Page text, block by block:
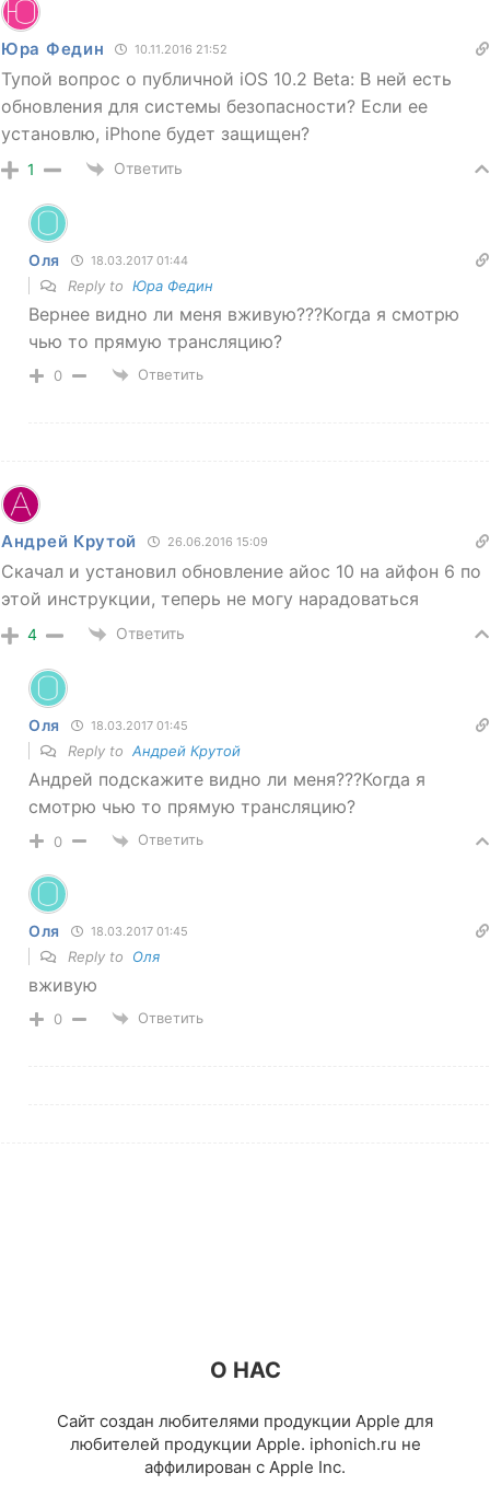
Юра Федин 10.11.2016 21:52
Тупой вопрос о публичной iOS 10.2 Beta: В ней есть
обновления для системы безопасности? Если ее
установлю, iPhone будет защищен?
1 Ответить
Оля 18.03.2017 01:44
Reply to Юра Федин
Вернее видно ли меня вживую???Когда я смотрю
чью то прямую трансляцию?
0 Ответить
Андрей Крутой 26.06.2016 15:09
Скачал и установил обновление айос 10 на айфон 6 по
этой инструкции, теперь не могу нарадоваться
4 Ответить
Оля 18.03.2017 01:45
Reply to Андрей Крутой
Андрей подскажите видно ли меня???Когда я
смотрю чью то прямую трансляцию?
0 Ответить
Оля 18.03.2017 01:45
Reply to Оля
вживую
0 Ответить
О НАС
Сайт создан любителями продукции Apple для
любителей продукции Apple. iphonich.ru не
аффилирован с Apple Inc.